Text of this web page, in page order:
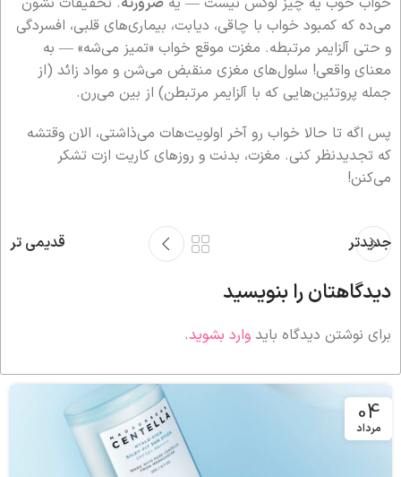
می‌ده که کمبود خواب با چاقی، دیابت، بیماری‌های قلبی، افسردگی
و حتی آلزایمر مرتبطه. مغزت موقع خواب «تمیز می‌شه» — به
معنای واقعی! سلول‌های مغزی منقبض می‌شن و مواد زائد (از
جمله پروتئین‌هایی که با آلزایمر مرتبطن) از بین می‌رن.
پس اگه تا حالا خواب رو آخر اولویت‌هات می‌ذاشتی، الان وقتشه
که تجدیدنظر کنی. مغزت، بدنت و روزهای کاریت ازت تشکر
می‌کنن!
جدیدتر قدیمی تر
دیدگاهتان را بنویسید
برای نوشتن دیدگاه باید وارد بشوید.
04
مرداد